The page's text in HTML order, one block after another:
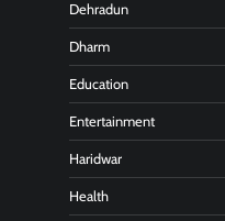
Dehradun
Dharm
Education
Entertainment
Haridwar
Health